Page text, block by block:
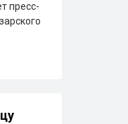
пресс-